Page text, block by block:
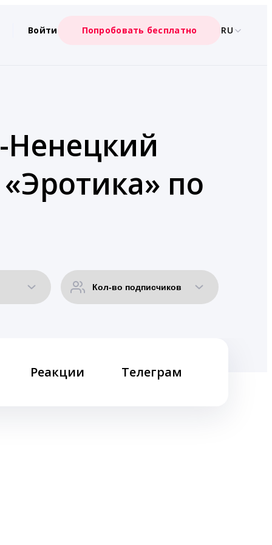
Войти Попробовать бесплатно RU
Ненецкий
по
Реакции Телеграм